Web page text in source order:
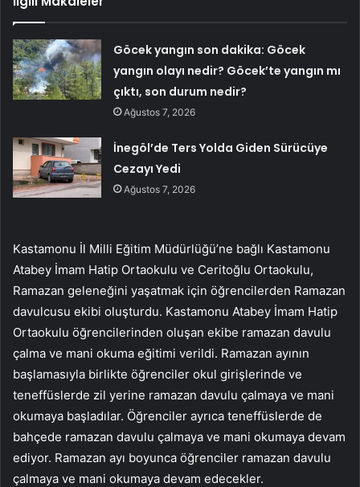
Göcek yangın son dakika: Göcek
yangın olayı nedir? Göcek’te yangın mı
çıktı, son durum nedir?
Ağustos 7, 2026
İnegöl’de Ters Yolda Giden Sürücüye
Cezayı Yedi
Ağustos 7, 2026
Kastamonu İl Milli Eğitim Müdürlüğü’ne bağlı Kastamonu
Atabey İmam Hatip Ortaokulu ve Ceritoğlu Ortaokulu,
Ramazan geleneğini yaşatmak için öğrencilerden Ramazan
davulcusu ekibi oluşturdu. Kastamonu Atabey İmam Hatip
Ortaokulu öğrencilerinden oluşan ekibe ramazan davulu
çalma ve mani okuma eğitimi verildi. Ramazan ayının
başlamasıyla birlikte öğrenciler okul girişlerinde ve
teneffüslerde zil yerine ramazan davulu çalmaya ve mani
okumaya başladılar. Öğrenciler ayrıca teneffüslerde de
bahçede ramazan davulu çalmaya ve mani okumaya devam
ediyor. Ramazan ayı boyunca öğrenciler ramazan davulu
çalmaya ve mani okumaya devam edecekler.